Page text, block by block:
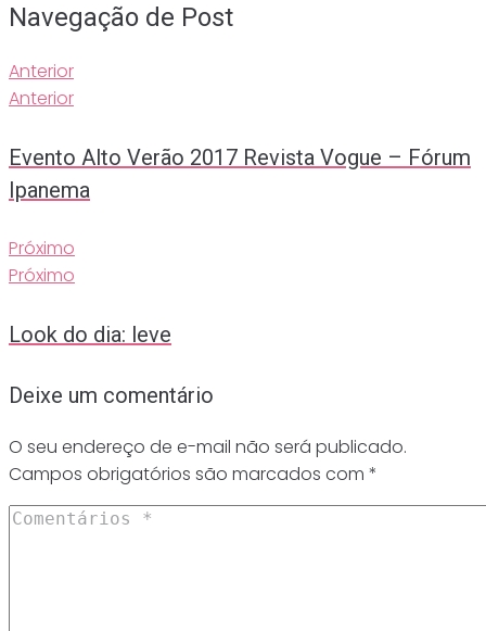
Navegação de Post
Anterior
Anterior
Evento Alto Verão 2017 Revista Vogue – Fórum
Ipanema
Próximo
Próximo
Look do dia: leve
Deixe um comentário
O seu endereço de e-mail não será publicado.
Campos obrigatórios são marcados com *